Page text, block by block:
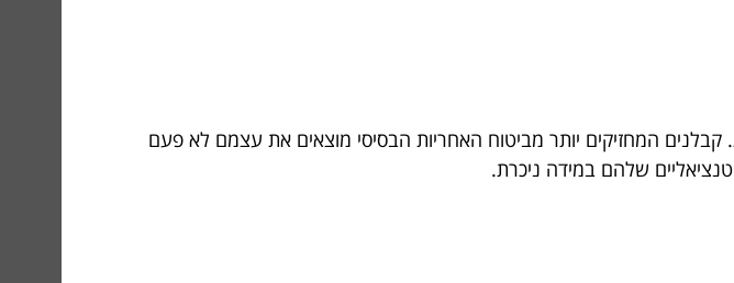
קבלנים המחזיקים יותר מביטוח האחריות הבסיסי מוצאים את עצמם לא פעם
שלהם במידה ניכרת.